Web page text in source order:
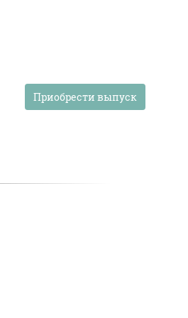
Приобрести выпуск